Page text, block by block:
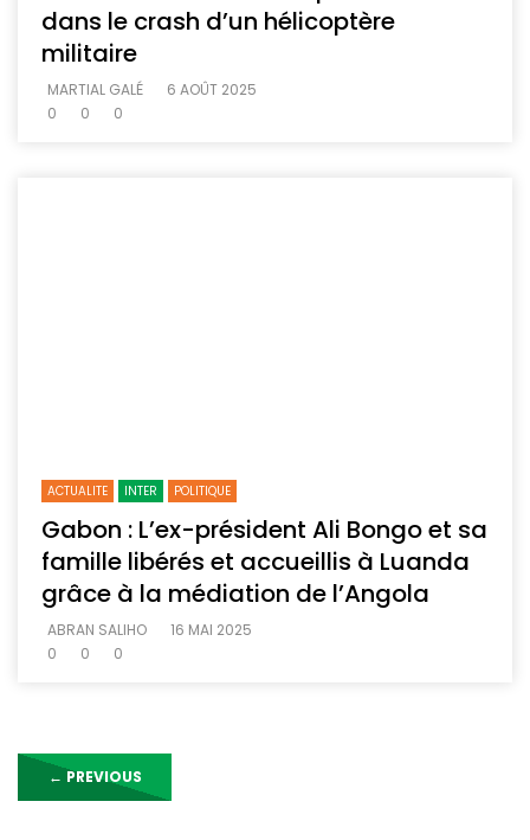
dans le crash d’un hélicoptère
militaire
MARTIAL GALÉ
6 AOÛT 2025
0
0 0
ACTUALITE INTER POLITIQUE
Gabon : L’ex-président Ali Bongo et sa
famille libérés et accueillis à Luanda
grâce à la médiation de l’Angola
ABRAN SALIHO
16 MAI 2025
0
0 0
← PREVIOUS